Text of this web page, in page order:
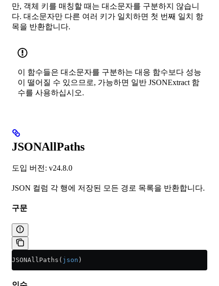
만, 객체 키를 매칭할 때는 대소문자를 구분하지 않습니
다. 대소문자만 다른 여러 키가 일치하면 첫 번째 일치 항
목을 반환합니다.
이 함수들은 대소문자를 구분하는 대응 함수보다 성능
이 떨어질 수 있으므로, 가능하면 일반 JSONExtract 함
수를 사용하십시오.
JSONAllPaths
도입 버전: v24.8.0
JSON 컬럼 각 행에 저장된 모든 경로 목록을 반환합니다.
구문
JSONAllPaths( json )